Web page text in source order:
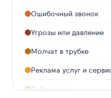
Ошибочный звонок
Угрозы или давление
Молчат в трубке
Реклама услуг и
Робозвонок